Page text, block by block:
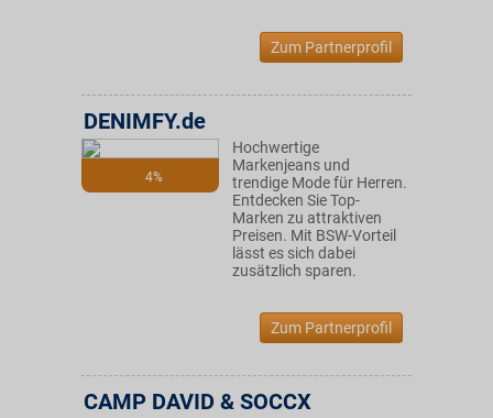
Zum Partnerprofil
4%
DENIMFY.de
Hochwertige
Markenjeans und
trendige Mode für Herren.
Entdecken Sie Top-
Marken zu attraktiven
Preisen. Mit BSW-Vorteil
lässt es sich dabei
zusätzlich sparen.
Zum Partnerprofil
CAMP DAVID & SOCCX